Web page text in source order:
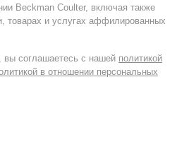
Beckman Coulter, включая также
товарах и услугах аффилированных
соглашаетесь с нашей политикой
в отношении персональных